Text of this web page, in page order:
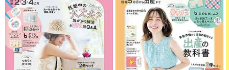
１ 布おむつを開いて汚れをふく
おむつカバーをはずし、布おむつを開きます。ママやパパは片手
で赤ちゃんの両足を持って顔のほうに倒しておしりを浮かせ、汚
れをふき取ります。